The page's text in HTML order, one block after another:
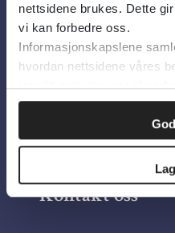
nettsidene brukes. Dette
vi kan forbedre oss.
Informasjonskapslene
hvordan nettsidene våres
innsikt som gjør at vi kan
Om Helsebiblioteket
Personvern og
Information in English
Bilder fra
Kontakt oss